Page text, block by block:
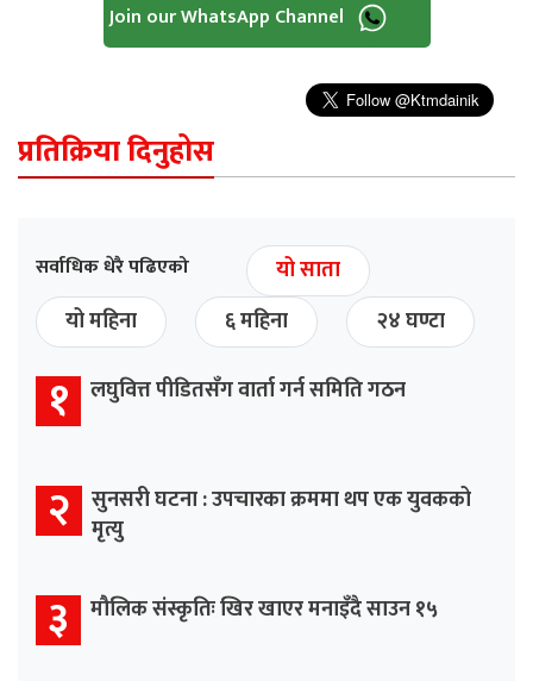
Join our WhatsApp Channel
प्रतिक्रिया दिनुहोस
सर्वाधिक धेरै पढिएको
यो साता
यो महिना
६ महिना २४ घण्टा
१ लघुवित्त पीडितसँग वार्ता गर्न समिति गठन
२
सुनसरी घटना : उपचारका क्रममा थप एक युवकको
मृत्यु
३ मौलिक संस्कृतिः खिर खाएर मनाइँदै साउन १५